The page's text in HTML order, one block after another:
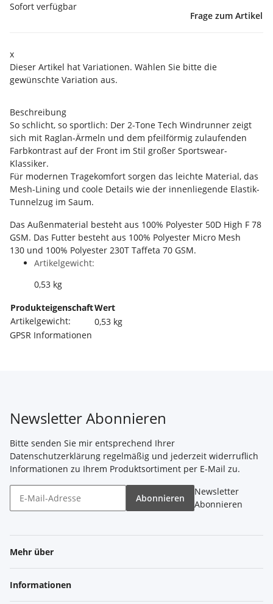
Sofort verfügbar
Frage zum Artikel
x
Dieser Artikel hat Variationen. Wählen Sie bitte die
gewünschte Variation aus.
Beschreibung
So schlicht, so sportlich: Der 2-Tone Tech Windrunner zeigt
sich mit Raglan-Ärmeln und dem pfeilförmig zulaufenden
Farbkontrast auf der Front im Stil großer Sportswear-
Klassiker.
Für modernen Tragekomfort sorgen das leichte Material, das
Mesh-Lining und coole Details wie der innenliegende Elastik-
Tunnelzug im Saum.
Das Außenmaterial besteht aus 100% Polyester 50D High F 78
GSM. Das Futter besteht aus 100% Polyester Micro Mesh
130 und 100% Polyester 230T Taffeta 70 GSM.
Artikelgewicht:
0,53 kg
ProdukteigenschaftWert
Artikelgewicht:
0,53 kg
GPSR Informationen
Newsletter Abonnieren
Bitte senden Sie mir entsprechend Ihrer
Datenschutzerklärung regelmäßig und jederzeit widerruflich
Informationen zu Ihrem Produktsortiment per E-Mail zu.
Abonnieren
Newsletter
Abonnieren
Mehr über
Informationen